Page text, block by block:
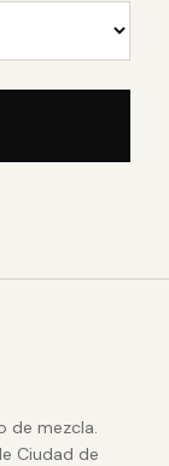
de mezcla.
Ciudad de